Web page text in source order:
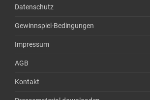
Datenschutz
Gewinnspiel-Bedingungen
Impressum
AGB
Kontakt